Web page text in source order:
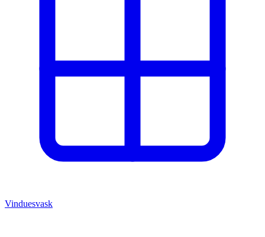
Vinduesvask